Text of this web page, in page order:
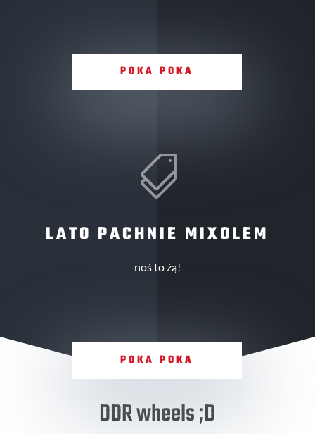
POKA POKA

LATO PACHNIE MIXOLEM
noś to źą!
POKA POKA
DDR wheels ;D